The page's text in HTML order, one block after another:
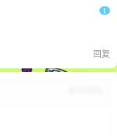
1
回复